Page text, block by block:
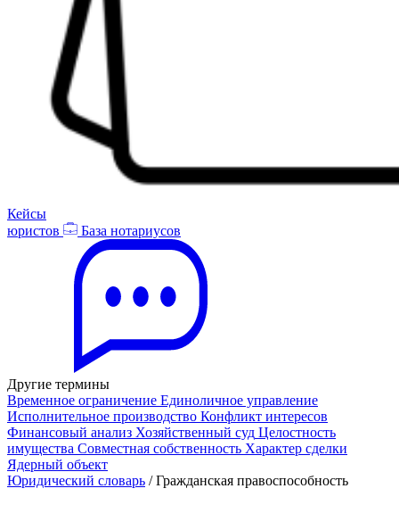
Кейсы
юристов
База нотариусов
Другие термины
Временное ограничение Единоличное управление
Исполнительное производство Конфликт интересов
Финансовый анализ Хозяйственный суд Целостность
имущества Совместная собственность Характер сделки
Ядерный объект
Юридический словарь /Гражданская правоспособность